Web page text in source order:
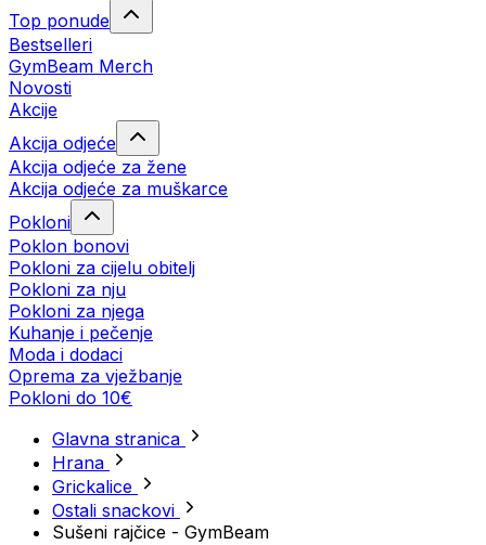
Top ponude
Bestselleri
GymBeam Merch
Novosti
Akcije
Akcija odjeće
Akcija odjeće za žene
Akcija odjeće za muškarce
Pokloni
Poklon bonovi
Pokloni za cijelu obitelj
Pokloni za nju
Pokloni za njega
Kuhanje i pečenje
Moda i dodaci
Oprema za vježbanje
Pokloni do 10€
Glavna stranica
Hrana
Grickalice
Ostali snackovi
Sušeni rajčice - GymBeam